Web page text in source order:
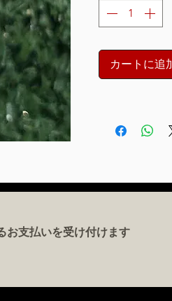
カートに追
お支払いを受け付けます